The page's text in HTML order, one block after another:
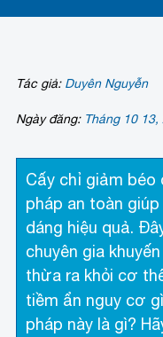
Tác giả: Duyên Nguyễn
Ngày đăng: Tháng 10 13,
Cấy chỉ giảm
pháp an toàn
dáng hiệu quả.
chuyên gia
thừa ra khỏi cơ
tiềm ẩn nguy cơ
pháp này là gì?